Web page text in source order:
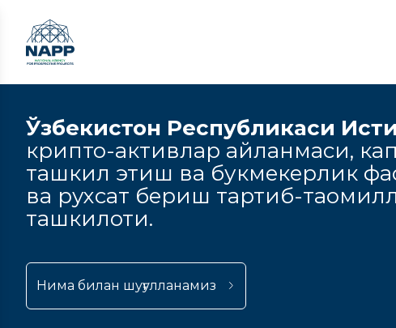
Ўзбекистон Республикаси
крипто-активлар айланмаси,
ташкил этиш ва букмекерлик
ва рухсат бериш тартиб-
ташкилоти.
Нима билан шуғулланамиз